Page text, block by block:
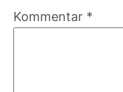
Kommentar *